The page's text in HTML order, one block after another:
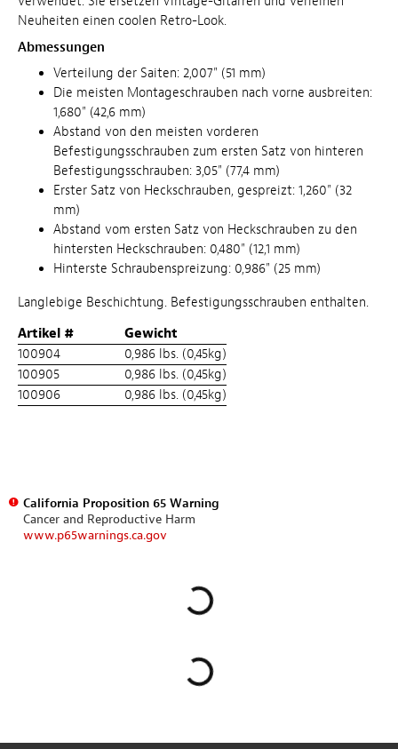
Neuheiten einen coolen Retro-Look.
Abmessungen
Verteilung der Saiten: 2,007" (51 mm)
Die meisten Montageschrauben nach vorne ausbreiten:
1,680" (42,6 mm)
Abstand von den meisten vorderen
Befestigungsschrauben zum ersten Satz von hinteren
Befestigungsschrauben: 3,05" (77,4 mm)
Erster Satz von Heckschrauben, gespreizt: 1,260" (32
mm)
Abstand vom ersten Satz von Heckschrauben zu den
hintersten Heckschrauben: 0,480" (12,1 mm)
Hinterste Schraubenspreizung: 0,986" (25 mm)
Langlebige Beschichtung. Befestigungsschrauben enthalten.
Artikel #
Gewicht
100904
0,986 lbs. (0,45kg)
100905
0,986 lbs. (0,45kg)
100906
0,986 lbs. (0,45kg)
California Proposition 65 Warning
Cancer and Reproductive Harm
www.p65warnings.ca.gov